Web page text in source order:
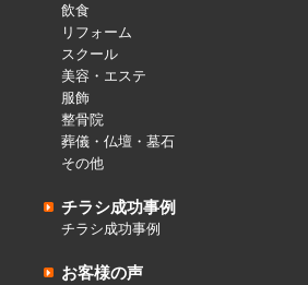
飲食
リフォーム
スクール
美容・エステ
服飾
整骨院
葬儀・仏壇・墓石
その他
チラシ成功事例
チラシ成功事例
お客様の声